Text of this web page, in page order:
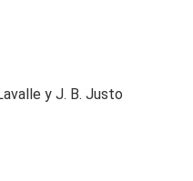
y J. B. Justo